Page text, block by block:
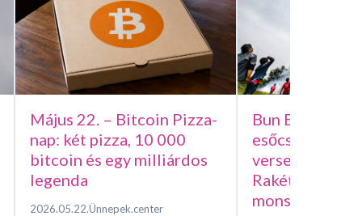
Május 22. – Bitcoin Pizza-
nap: két pizza, 10 000
bitcoin és egy milliárdos
legenda
2026.05.22.Ünnepek.center
Bun Bang Fai –
esőcsináló
versenye,
monszunért